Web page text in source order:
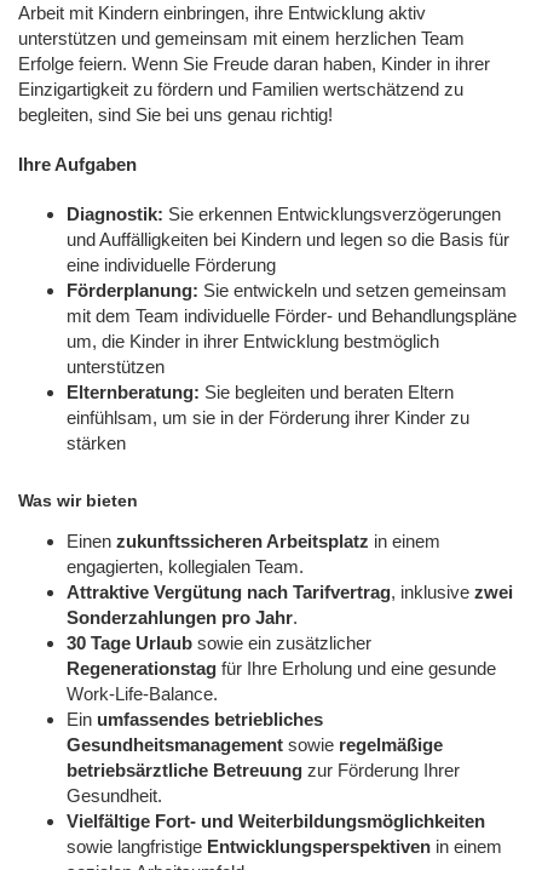
Arbeit mit Kindern einbringen, ihre Entwicklung aktiv
unterstützen und gemeinsam mit einem herzlichen Team
Erfolge feiern. Wenn Sie Freude daran haben, Kinder in ihrer
Einzigartigkeit zu fördern und Familien wertschätzend zu
begleiten, sind Sie bei uns genau richtig!
Ihre Aufgaben
Diagnostik: Sie erkennen Entwicklungsverzögerungen
und Auffälligkeiten bei Kindern und legen so die Basis für
eine individuelle Förderung
Förderplanung: Sie entwickeln und setzen gemeinsam
mit dem Team individuelle Förder- und Behandlungspläne
um, die Kinder in ihrer Entwicklung bestmöglich
unterstützen
Elternberatung: Sie begleiten und beraten Eltern
einfühlsam, um sie in der Förderung ihrer Kinder zu
stärken
Was wir bieten
Einen zukunftssicheren Arbeitsplatz in einem
engagierten, kollegialen Team.
Attraktive Vergütung nach Tarifvertrag, inklusive zwei
Sonderzahlungen pro Jahr.
30 Tage Urlaub sowie ein zusätzlicher
Regenerationstag für Ihre Erholung und eine gesunde
Work-Life-Balance.
Ein umfassendes betriebliches
Gesundheitsmanagement sowie regelmäßige
betriebsärztliche Betreuung zur Förderung Ihrer
Gesundheit.
Vielfältige Fort- und Weiterbildungsmöglichkeiten
sowie langfristige Entwicklungsperspektiven in einem